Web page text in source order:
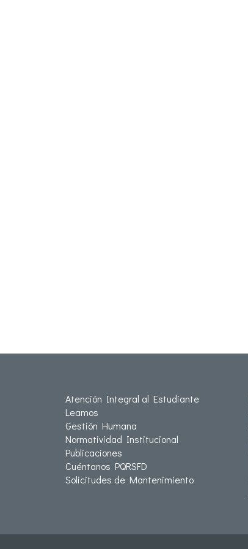
Atención Integral al Estudiante
Leamos
Gestión Humana
Normatividad Institucional
Publicaciones
Cuéntanos PQRSFD
Solicitudes de Mantenimiento